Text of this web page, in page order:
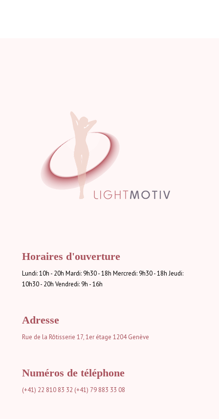
Horaires d'ouverture
Lundi: 10h - 20h Mardi: 9h30 - 18h Mercredi: 9h30 - 18h Jeudi:
10h30 - 20h Vendredi: 9h - 16h
Adresse
Rue de la Rôtisserie 17, 1er étage 1204 Genève
Numéros de téléphone
(+41) 22 810 83 32 (+41) 79 883 33 08